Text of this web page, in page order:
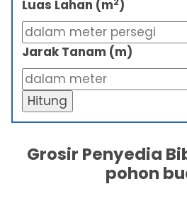
Luas Lahan (m )
Jarak Tanam (m)
Hitung
Grosir Penyedia
pohon